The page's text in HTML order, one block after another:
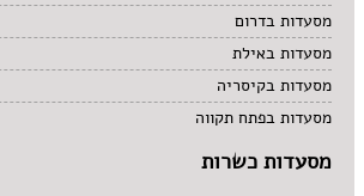
מסעדות בדרום
מסעדות באילת
מסעדות בקיסריה
מסעדות בפתח תקווה
מסעדות כשרות